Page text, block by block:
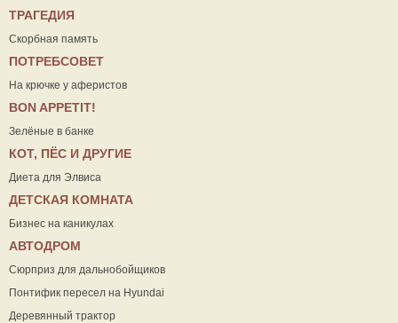
ТРАГЕДИЯ
Скорбная память
ПОТРЕБСОВЕТ
На крючке у аферистов
ВON APPETIT!
Зелёные в банке
КОТ, ПЁС И ДРУГИЕ
Диета для Элвиса
ДЕТСКАЯ КОМНАТА
Бизнес на каникулах
АВТОДРОМ
Сюрприз для дальнобойщиков
Понтифик пересел на Hyundai
Деревянный трактор